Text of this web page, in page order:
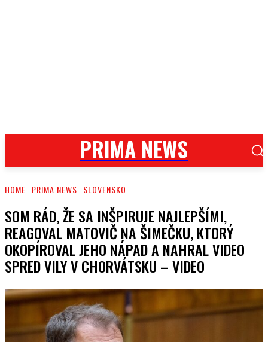
PRIMA NEWS
HOME PRIMA NEWS SLOVENSKO
SOM RÁD, ŽE SA INŠPIRUJE NAJLEPŠÍMI,
REAGOVAL MATOVIČ NA ŠIMEČKU, KTORÝ
OKOPÍROVAL JEHO NÁPAD A NAHRAL VIDEO
SPRED VILY V CHORVÁTSKU – VIDEO